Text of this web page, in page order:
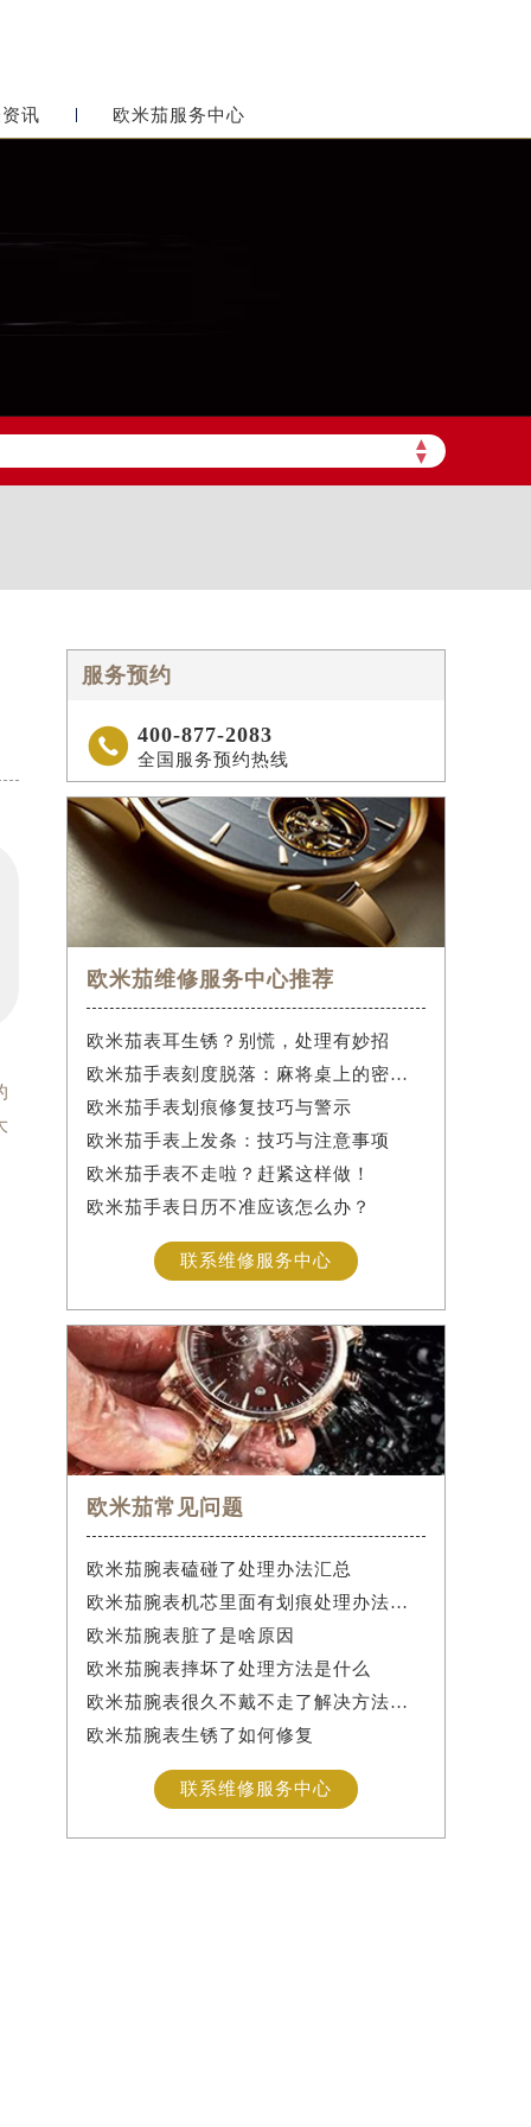
讯 欧米茄服务中心
▲
▼
服务预约
 400-877-2083
全国服务预约热线
欧米茄维修服务中心推荐
欧米茄表耳生锈？别慌，处理有妙招
欧米茄手表刻度脱落：麻将桌上的密室逃脱术
欧米茄手表划痕修复技巧与警示
欧米茄手表上发条：技巧与注意事项
欧米茄手表不走啦？赶紧这样做！
欧米茄手表日历不准应该怎么办？
联系维修服务中心
欧米茄常见问题
欧米茄腕表磕碰了处理办法汇总
欧米茄腕表机芯里面有划痕处理办法详解
欧米茄腕表脏了是啥原因
欧米茄腕表摔坏了处理方法是什么
欧米茄腕表很久不戴不走了解决方法是什么
欧米茄腕表生锈了如何修复
联系维修服务中心